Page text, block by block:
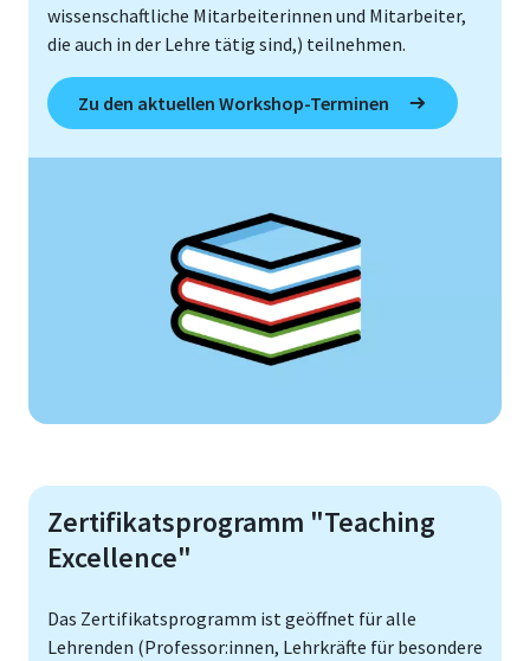
wissenschaftliche Mitarbeiterinnen und Mitarbeiter,
die auch in der Lehre tätig sind,) teilnehmen.
Zu den aktuellen Workshop-Terminen
Zertifikatsprogramm "Teaching
Excellence"
Das Zertifikatsprogramm ist geöffnet für alle
Lehrenden (Professor:innen, Lehrkräfte für besondere